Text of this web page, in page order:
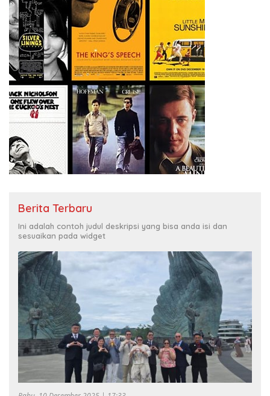
Berita Terbaru
Ini adalah contoh judul deskripsi yang bisa anda isi dan
sesuaikan pada widget